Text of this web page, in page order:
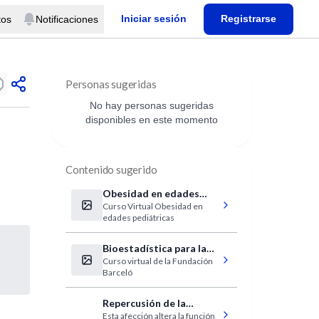
Notificaciones Iniciar sesión Registrarse
Personas sugeridas
No hay personas sugeridas
disponibles en este momento
Contenido sugerido
Obesidad en edades
pediátricas
Curso Virtual Obesidad en
edades pediátricas
Bioestadística para la
investigación básica y
clínica
Curso virtual de la Fundación
Barceló
Repercusión de la
Esta afección altera la función